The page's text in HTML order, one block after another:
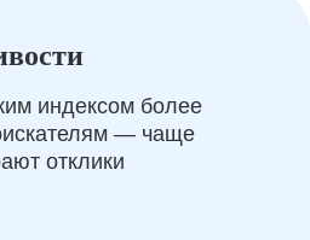
индексом более
— чаще
отклики